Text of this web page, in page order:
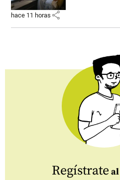
hace 11 horas share
Regístrate